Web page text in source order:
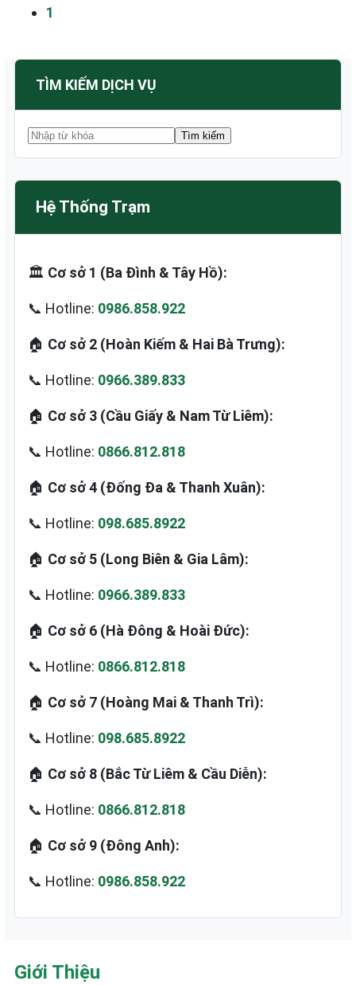
1
TÌM KIẾM DỊCH VỤ
Hệ Thống Trạm
🏛️ Cơ sở 1 (Ba Đình & Tây Hồ):
📞 Hotline: 0986.858.922
🏠 Cơ sở 2 (Hoàn Kiếm & Hai Bà Trưng):
📞 Hotline: 0966.389.833
🏠 Cơ sở 3 (Cầu Giấy & Nam Từ Liêm):
📞 Hotline: 0866.812.818
🏠 Cơ sở 4 (Đống Đa & Thanh Xuân):
📞 Hotline: 098.685.8922
🏠 Cơ sở 5 (Long Biên & Gia Lâm):
📞 Hotline: 0966.389.833
🏠 Cơ sở 6 (Hà Đông & Hoài Đức):
📞 Hotline: 0866.812.818
🏠 Cơ sở 7 (Hoàng Mai & Thanh Trì):
📞 Hotline: 098.685.8922
🏠 Cơ sở 8 (Bắc Từ Liêm & Cầu Diễn):
📞 Hotline: 0866.812.818
🏠 Cơ sở 9 (Đông Anh):
📞 Hotline: 0986.858.922
Giới Thiệu